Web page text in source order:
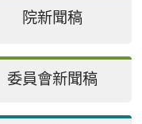
院新聞稿
委員會新聞稿